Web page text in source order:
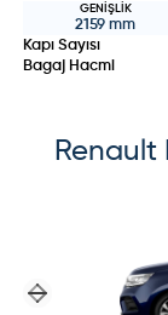
GENIŞLIK
2159 mm
Kapı Sayısı
Bagaj Hacmi
Renault
Previous slide
Next slide